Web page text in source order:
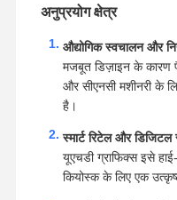
अनुप्रयोग क्षेत्र
औद्योगिक स्वचालन और
मजबूत डिज़ाइन के कारण
और सीएनसी मशीनरी के
है।
स्मार्ट रिटेल और
यूएचडी ग्राफिक्स इसे
कियोस्क के लिए एक